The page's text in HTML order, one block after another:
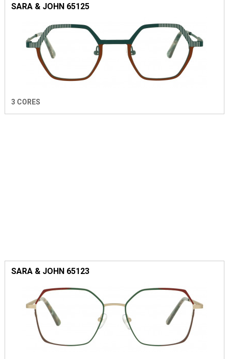
SARA & JOHN 65125
3 CORES
SARA & JOHN 65123